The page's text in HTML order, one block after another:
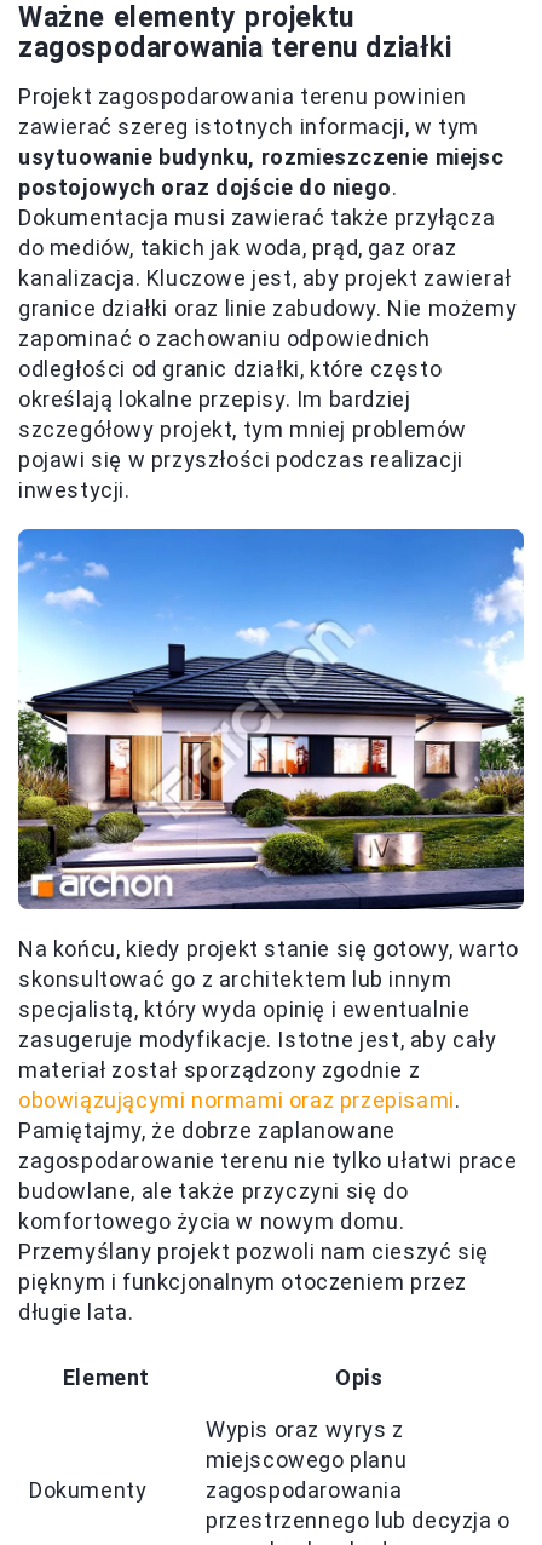
Ważne elementy projektu
zagospodarowania terenu działki
Projekt zagospodarowania terenu powinien
zawierać szereg istotnych informacji, w tym
usytuowanie budynku, rozmieszczenie miejsc
postojowych oraz dojście do niego.
Dokumentacja musi zawierać także przyłącza
do mediów, takich jak woda, prąd, gaz oraz
kanalizacja. Kluczowe jest, aby projekt zawierał
granice działki oraz linie zabudowy. Nie możemy
zapominać o zachowaniu odpowiednich
odległości od granic działki, które często
określają lokalne przepisy. Im bardziej
szczegółowy projekt, tym mniej problemów
pojawi się w przyszłości podczas realizacji
inwestycji.
Na końcu, kiedy projekt stanie się gotowy, warto
skonsultować go z architektem lub innym
specjalistą, który wyda opinię i ewentualnie
zasugeruje modyfikacje. Istotne jest, aby cały
materiał został sporządzony zgodnie z
obowiązującymi normami oraz przepisami.
Pamiętajmy, że dobrze zaplanowane
zagospodarowanie terenu nie tylko ułatwi prace
budowlane, ale także przyczyni się do
komfortowego życia w nowym domu.
Przemyślany projekt pozwoli nam cieszyć się
pięknym i funkcjonalnym otoczeniem przez
długie lata.
Element Opis
Dokumenty
Wypis oraz wyrys z
miejscowego planu
zagospodarowania
przestrzennego lub decyzja o